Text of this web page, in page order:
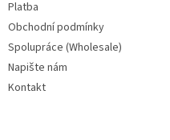
Platba
Obchodní podmínky
Spolupráce (Wholesale)
Napište nám
Kontakt